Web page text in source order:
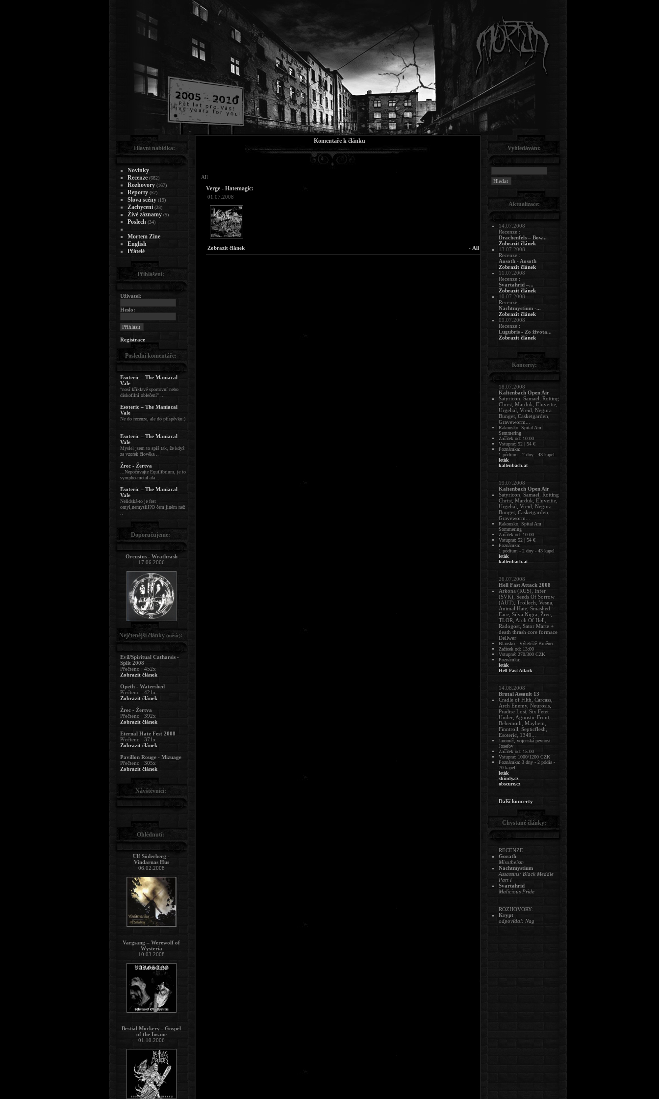
Komentaře k článku
All
Verge - Hatemagic:
01.07.2008
Zobrazit článek - All
Hlavní nabídka:
Novinky
Recenze (682)
Rozhovory (167)
Reporty (57)
Slova scény (19)
Zachycení (28)
Živé záznamy (5)
Poslech (34)
Mortem Zine
English
Přátelé
Přihlášení:
Uživatel:
Heslo:
Registrace
Poslední komentáře:
Esoteric – The Maniacal
Vale
"nosí křiklavé sportovní nebo
diskofilní oblečení" ..
Esoteric – The Maniacal
Vale
Ne do recenze, ale do příspěvku:)
Esoteric – The Maniacal
Vale
Myslel jsem to spíš tak, že když
za vzorek člověka ..
Žrec - Žertva
...Nepočúvajte Equilibrium, je to
sympho-metal ala ..
Esoteric – The Maniacal
Vale
Nelidská-to je fest
omyl,nemyslíš?O čem jiném než
Doporučujeme:
Orcustus - Wrathrash
17.06.2006
Nejčtenější články (měsíc):
Evil/Spiritual Catharsis -
Split 2008
Přečteno : 452x
Zobrazit článek
Opeth - Watershed
Přečteno : 421x
Zobrazit článek
Žrec - Žertva
Přečteno : 392x
Zobrazit článek
Eternal Hate Fest 2008
Přečteno : 371x
Zobrazit článek
Pavillon Rouge - Mizuage
Přečteno : 305x
Zobrazit článek
Návštěvníci:
Ohlédnutí:
Ulf Söderberg -
Vindarnas Hus
06.02.2008
Vargsang – Werewolf of
Wysteria
10.03.2008
Bestial Mockery - Gospel
of the Insane
01.10.2006
Vyhledávání:
Aktualizace:
14.07.2008
Recenze :
Drachenfels – Bow...
Zobrazit článek
13.07.2008
Recenze :
Aosoth - Aosoth
Zobrazit článek
11.07.2008
Recenze :
Svartahrid –...
Zobrazit článek
10.07.2008
Recenze :
Nachtmystium -...
Zobrazit článek
09.07.2008
Recenze :
Lugubris - Zo života...
Zobrazit článek
Koncerty:
18.07.2008
Kaltenbach Open Air
Satyricon, Samael, Rotting
Christ, Marduk, Eluveitie,
Urgehal, Vreid, Negura
Bunget, Casketgarden,
Graveworm...
Rakousko, Spital Am
Semmering
Začátek od: 10:00
Vstupné: 52 | 54 €
Poznámka:
1 pódium - 2 dny - 43 kapel
leták
kaltenbach.at
19.07.2008
Kaltenbach Open Air
Satyricon, Samael, Rotting
Christ, Marduk, Eluveitie,
Urgehal, Vreid, Negura
Bunget, Casketgarden,
Graveworm...
Rakousko, Spital Am
Sommering
Začátek od: 10:00
Vstupné: 52 | 54 €
Poznámka:
1 pódium - 2 dny - 43 kapel
leták
kaltenbach.at
26.07.2008
Hell Fast Attack 2008
Arkona (RUS), Infer
(SVK), Seeds Of Sorrow
(AUT), Trollech, Vesna,
Animal Hate, Smashed
Face, Silva Nigra, Žrec,
TLOR, Arch Of Hell,
Radogost, Sator Marte +
death thrash core formace
Dellwer
Blansko - Výletiště Brněnec
Začátek od: 13:00
Vstupné: 270/300 CZK
Poznámka:
leták
Hell Fast Attack
14.08.2008
Brutal Assault 13
Cradle of Filth, Carcass,
Arch Enemy, Neurosis,
Pradise Lost, Six Fetet
Under, Agnostic Front,
Behemoth, Mayhem,
Finntroll, Septicflesh,
Esoteric, 1349...
Jaroměř, vojenská pevnost
Josefov
Začátek od: 15:00
Vstupné: 1000/1200 CZK
Poznámka: 3 dny - 2 pódia -
70 kapel
leták
shindy.cz
obscure.cz
Další koncerty
Chystané články:
RECENZE:
Gorath
Misotheism
Nachtmystium
Assassins: Black Meddle
Part I
Svartahrid
Malicious Pride
ROZHOVORY:
Krypt
odpovídal: Nag